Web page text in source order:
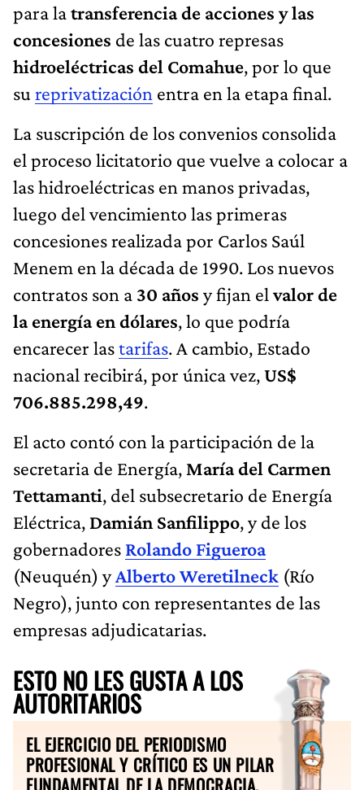
para latransferencia de acciones y las
concesiones de las cuatro represas
hidroeléctricas del Comahue, por lo que
su reprivatización entra en la etapa final.
La suscripción de los convenios consolida
el proceso licitatorio que vuelve a colocar a
las hidroeléctricas en manos privadas,
luego del vencimiento las primeras
concesiones realizada por Carlos Saúl
Menem en la década de 1990. Los nuevos
contratos son a 30 años y fijan elvalor de
la energía en dólares, lo que podría
encarecer lastarifas. A cambio, Estado
nacional recibirá, por única vez,US$
706.885.298,49.
El acto contó con la participación de la
secretaria de Energía, María del Carmen
Tettamanti, del subsecretario de Energía
Eléctrica, Damián Sanfilippo, y de los
gobernadores Rolando Figueroa
(Neuquén) yAlberto Weretilneck (Río
Negro), junto con representantes de las
empresas adjudicatarias.
ESTO NO LES GUSTA A LOS
AUTORITARIOS
EL EJERCICIO DEL PERIODISMO
PROFESIONAL Y CRÍTICO ES UN PILAR
FUNDAMENTAL DE LA DEMOCRACIA.